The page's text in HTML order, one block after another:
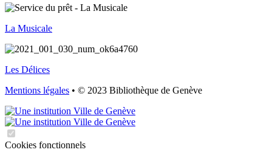
La Musicale
Les Délices
Mentions légales • © 2023 Bibliothèque de Genève
Cookies fonctionnels